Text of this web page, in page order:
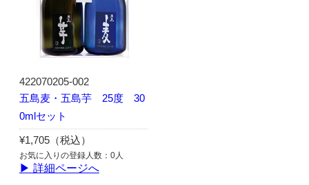
422070205-002
五島麦・五島芋 25度 30
0mlセット
¥1,705（税込）
お気に入りの登録人数：0人
▶ 詳細ページへ